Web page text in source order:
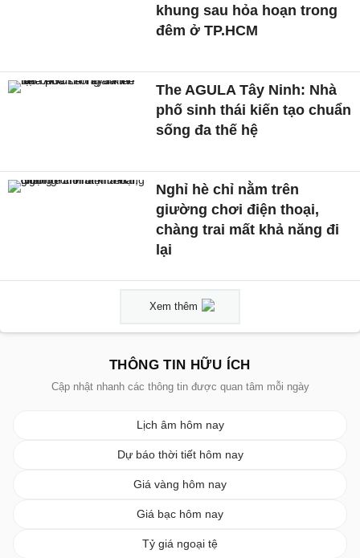
khung sau hỏa hoạn trong
đêm ở TP.HCM
The AGULA Tây Ninh: Nhà
phố sinh thái kiến tạo chuẩn
sống đa thế hệ
Nghỉ hè chỉ nằm trên
giường chơi điện thoại,
chàng trai mất khả năng đi
lại
Xem thêm
THÔNG TIN HỮU ÍCH
Cập nhật nhanh các thông tin được quan tâm mỗi ngày
Lịch âm hôm nay
Dự báo thời tiết hôm nay
Giá vàng hôm nay
Giá bạc hôm nay
Tỷ giá ngoại tệ